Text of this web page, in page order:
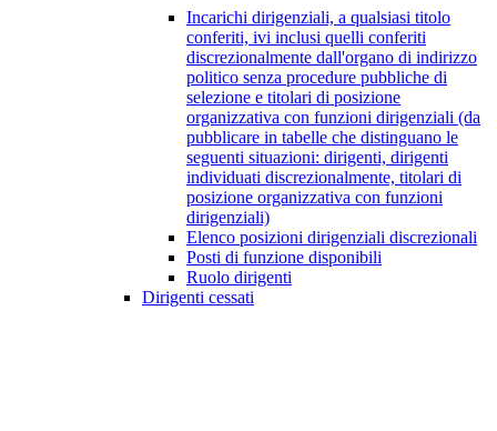
Incarichi dirigenziali, a qualsiasi titolo
conferiti, ivi inclusi quelli conferiti
discrezionalmente dall'organo di indirizzo
politico senza procedure pubbliche di
selezione e titolari di posizione
organizzativa con funzioni dirigenziali (da
pubblicare in tabelle che distinguano le
seguenti situazioni: dirigenti, dirigenti
individuati discrezionalmente, titolari di
posizione organizzativa con funzioni
dirigenziali)
Elenco posizioni dirigenziali discrezionali
Posti di funzione disponibili
Ruolo dirigenti
Dirigenti cessati